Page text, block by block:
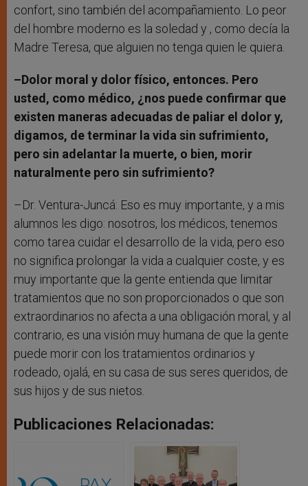
confort, sino también del acompañamiento. Lo peor
del hombre moderno es la soledad y , como decía la
Madre Teresa, que alguien no tenga quien le quiera.
–Dolor moral y dolor físico, entonces. Pero
usted, como médico, ¿nos puede confirmar que
existen maneras adecuadas de paliar el dolor y,
digamos, de terminar la vida sin sufrimiento,
pero sin adelantar la muerte, o bien, morir
naturalmente pero sin sufrimiento?
–Dr. Ventura-Juncá: Eso es muy importante, y a mis
alumnos les digo: nosotros, los médicos, tenemos
como tarea cuidar el desarrollo de la vida, pero eso
no significa prolongar la vida a cualquier coste, y es
muy importante que la gente entienda que limitar
tratamientos que no son proporcionados o que son
extraordinarios no afecta a una obligación moral, y al
contrario, es una visión muy humana de que la gente
puede morir con los tratamientos ordinarios y
rodeado, ojalá, en su casa de sus seres queridos, de
sus hijos y de sus nietos.
Publicaciones Relacionadas: